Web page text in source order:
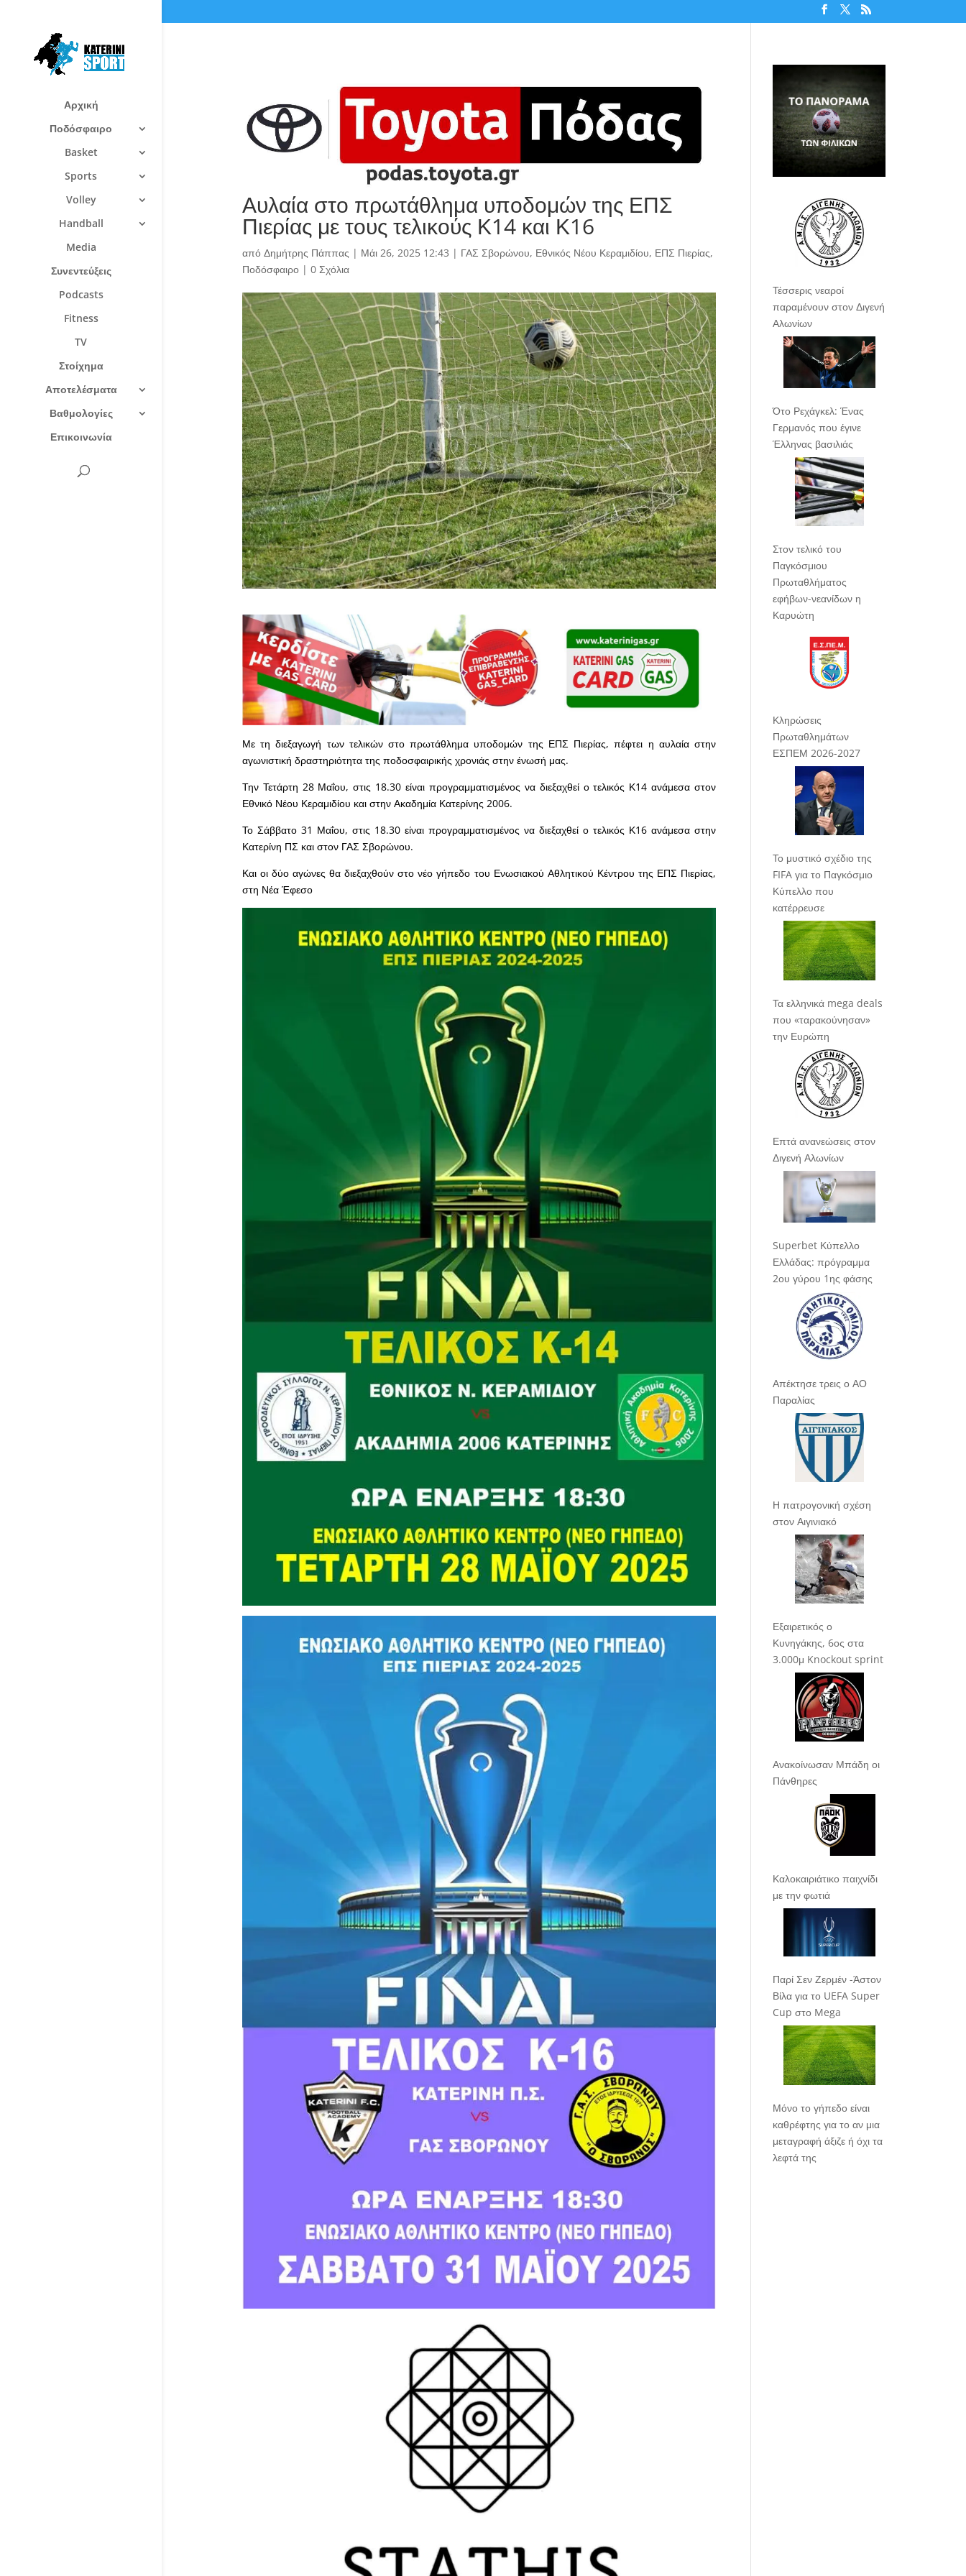
Αρχική
Ποδόσφαιρο
Basket
Sports
Volley
Handball
Media
Συνεντεύξεις
Podcasts
Fitness
TV
Στοίχημα
Αποτελέσματα
Βαθμολογίες
Επικοινωνία
Αυλαία στο πρωτάθλημα υποδομών της ΕΠΣ
Πιερίας με τους τελικούς Κ14 και Κ16
από Δημήτρης Πάππας | Μάι 26, 2025 12:43 | ΓΑΣ Σβορώνου, Εθνικός Νέου Κεραμιδίου, ΕΠΣ Πιερίας,
Ποδόσφαιρο| 0 Σχόλια
Με τη διεξαγωγή των τελικών στο πρωτάθλημα υποδομών της ΕΠΣ Πιερίας, πέφτει η αυλαία στην
αγωνιστική δραστηριότητα της ποδοσφαιρικής χρονιάς στην ένωσή μας.
Την Τετάρτη 28 Μαΐου, στις 18.30 είναι προγραμματισμένος να διεξαχθεί ο τελικός Κ14 ανάμεσα στον
Εθνικό Νέου Κεραμιδίου και στην Ακαδημία Κατερίνης 2006.
Το Σάββατο 31 Μαΐου, στις 18.30 είναι προγραμματισμένος να διεξαχθεί ο τελικός Κ16 ανάμεσα στην
Κατερίνη ΠΣ και στον ΓΑΣ Σβορώνου.
Και οι δύο αγώνες θα διεξαχθούν στο νέο γήπεδο του Ενωσιακού Αθλητικού Κέντρου της ΕΠΣ Πιερίας,
στη Νέα Έφεσο
Τέσσερις νεαροί
παραμένουν στον Διγενή
Αλωνίων
Ότο Ρεχάγκελ: Ένας
Γερμανός που έγινε
Έλληνας βασιλιάς
Στον τελικό του
Παγκόσμιου
Πρωταθλήματος
εφήβων-νεανίδων η
Καρυώτη
Κληρώσεις
Πρωταθλημάτων
ΕΣΠΕΜ 2026-2027
Το μυστικό σχέδιο της
FIFA για το Παγκόσμιο
Κύπελλο που
κατέρρευσε
Τα ελληνικά mega deals
που «ταρακούνησαν»
την Ευρώπη
Επτά ανανεώσεις στον
Διγενή Αλωνίων
Superbet Κύπελλο
Ελλάδας: πρόγραμμα
2ου γύρου 1ης φάσης
Απέκτησε τρεις ο ΑΟ
Παραλίας
Η πατρογονική σχέση
στον Αιγινιακό
Εξαιρετικός ο
Κυνηγάκης, 6ος στα
3.000μ Knockout sprint
Ανακοίνωσαν Μπάδη οι
Πάνθηρες
Καλοκαιριάτικο παιχνίδι
με την φωτιά
Παρί Σεν Ζερμέν -Άστον
Βίλα για το UEFA Super
Cup στο Mega
Μόνο το γήπεδο είναι
καθρέφτης για το αν μια
μεταγραφή άξιζε ή όχι τα
λεφτά της